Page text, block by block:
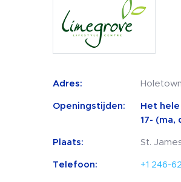
Adres:
Openingstijden:
Het
17- (ma,
Plaats: St.
Telefoon: +1 246-